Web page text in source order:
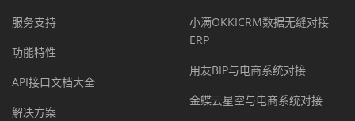
服务支持
功能特性
API接口文档大全
解决方案
小满OKKICRM数据无缝对接
ERP
用友BIP与电商系统对接
金蝶云星空与电商系统对接